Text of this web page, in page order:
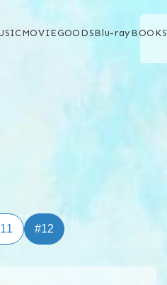
MOVIEGOODSBlu-rayBOOKS
#12